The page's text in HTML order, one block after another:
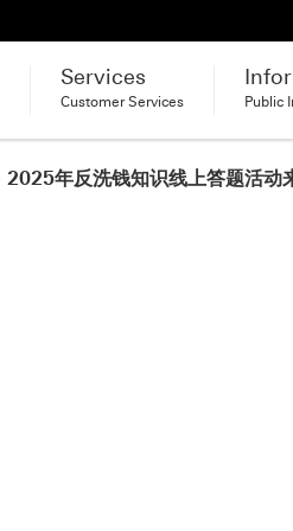
Services
Customer Services Public
2025年反洗钱知识线上答题活动